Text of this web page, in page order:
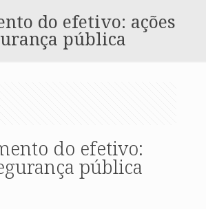
do efetivo: ações
pública
do efetivo:
pública